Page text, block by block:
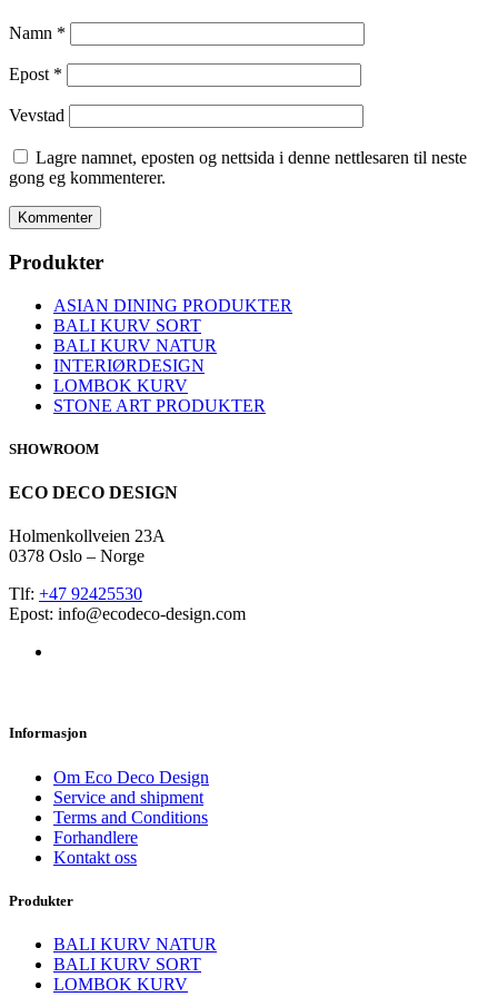
Namn *
Epost *
Vevstad
Lagre namnet, eposten og nettsida i denne nettlesaren til neste
gong eg kommenterer.
Produkter
ASIAN DINING PRODUKTER
BALI KURV SORT
BALI KURV NATUR
INTERIØRDESIGN
LOMBOK KURV
STONE ART PRODUKTER
SHOWROOM
ECO DECO DESIGN
Holmenkollveien 23A
0378 Oslo – Norge
Tlf: +47 92425530
Epost: info@ecodeco-design.com
Informasjon
Om Eco Deco Design
Service and shipment
Terms and Conditions
Forhandlere
Kontakt oss
Produkter
BALI KURV NATUR
BALI KURV SORT
LOMBOK KURV